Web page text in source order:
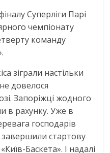
Суперліги Парі
чемпіонату
команду
зіграли настільки
довелося
Запоріжці жодного
в рахунку. Уже в
господарів
стартову
Баскета». І надалі